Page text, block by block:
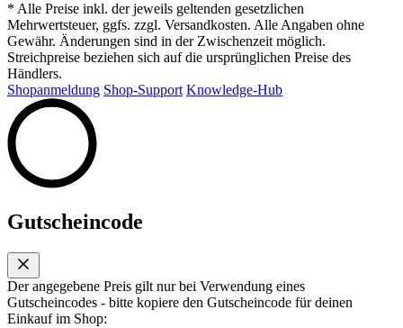
* Alle Preise inkl. der jeweils geltenden gesetzlichen
Mehrwertsteuer, ggfs. zzgl. Versandkosten. Alle Angaben ohne
Gewähr. Änderungen sind in der Zwischenzeit möglich.
Streichpreise beziehen sich auf die ursprünglichen Preise des
Händlers.
Shopanmeldung Shop-Support Knowledge-Hub
Gutscheincode
Der angegebene Preis gilt nur bei Verwendung eines
Gutscheincodes - bitte kopiere den Gutscheincode für deinen
Einkauf im Shop: